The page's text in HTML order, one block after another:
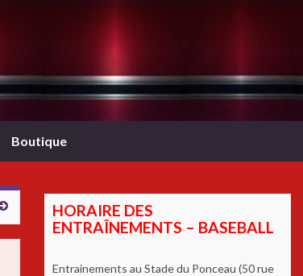
Boutique
HORAIRE DES
ENTRAÎNEMENTS – BASEBALL
Entrainements au Stade du Ponceau (50 rue